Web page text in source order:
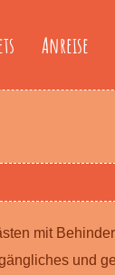
Anreise
mit
und